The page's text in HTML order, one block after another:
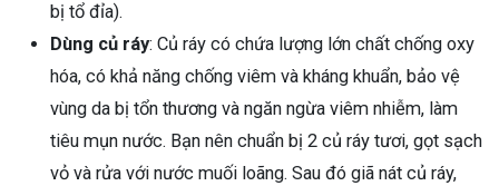
bị tổ đỉa).
Dùng củ ráy: Củ ráy có chứa lượng lớn chất chống oxy
hóa, có khả năng chống viêm và kháng khuẩn, bảo vệ
vùng da bị tổn thương và ngăn ngừa viêm nhiễm, làm
tiêu mụn nước. Bạn nên chuẩn bị 2 củ ráy tươi, gọt sạch
vỏ và rửa với nước muối loãng. Sau đó giã nát củ ráy,